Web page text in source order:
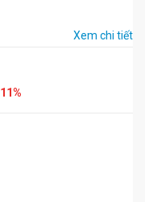
Xem chi tiết
11%